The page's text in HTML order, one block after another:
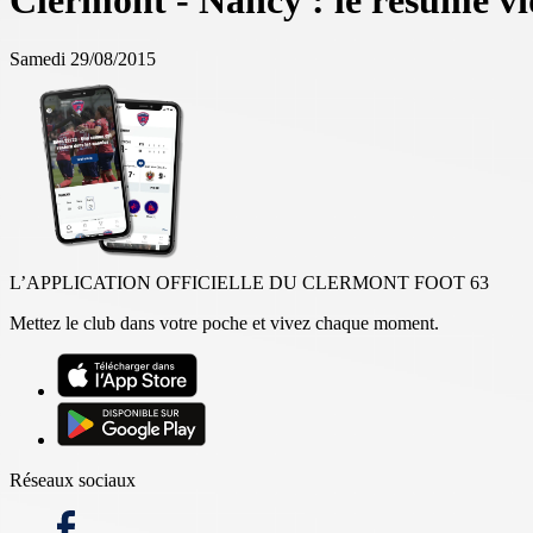
Samedi 29/08/2015
L’APPLICATION OFFICIELLE DU CLERMONT FOOT 63
Mettez le club dans votre poche et vivez chaque moment.
Réseaux sociaux